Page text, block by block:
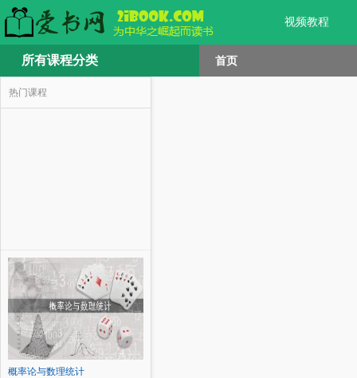
视频教程
所有课程分类 首页
热门课程
概率论与数理统计